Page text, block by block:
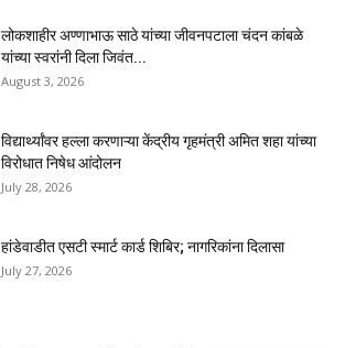
लोकशाहीर अण्णाभाऊ साठे यांच्या जीवनपटाला चंदन कांबळे
यांच्या स्वरांनी दिला जिवंत...
August 3, 2026
विद्यार्थ्यांवर हल्ला करणाऱ्या केंद्रीय गृहमंत्री अमित शहा यांच्या
विरोधात निषेध आंदोलन
July 28, 2026
हांडेवाडीत एसटी स्मार्ट कार्ड शिबिर; नागरिकांना दिलासा
July 27, 2026